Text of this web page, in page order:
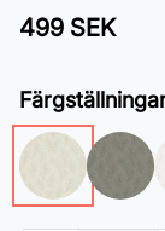
499 SEK